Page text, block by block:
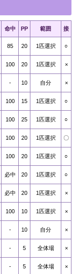
命中 PP 範囲 接
85 20 1匹選択 ○
100 20 1匹選択 ×
- 10 自分 ×
100 15 1匹選択 ○
100 25 1匹選択 ○
100 20 1匹選択 〇
100 20 1匹選択 ○
必中 20 1匹選択 ○
必中 20 1匹選択 ×
100 10 1匹選択 ×
- 10 自分 ×
- 5 全体場 ×
- 5 全体場 ×